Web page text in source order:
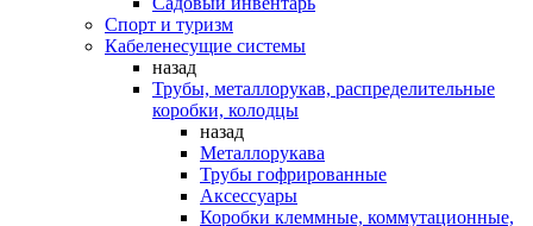
Спорт и туризм
Кабеленесущие системы
назад
Трубы, металлорукав, распределительные
коробки, колодцы
назад
Металлорукава
Трубы гофрированные
Аксессуары
Коробки клеммные, коммутационные,